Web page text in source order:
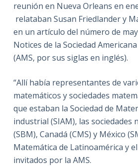
reunión en Nueva Orleans en
relataban Susan Friedlander y
en un artículo del número de
Notices de la Sociedad
(AMS, por sus siglas en inglés).
“Allí había representantes de
matemáticos y sociedades
que estaban la Sociedad de
industrial (SIAM), las sociedades
(SBM), Canadá (CMS) y México
Matemática de Latinoamérica y
invitados por la AMS.